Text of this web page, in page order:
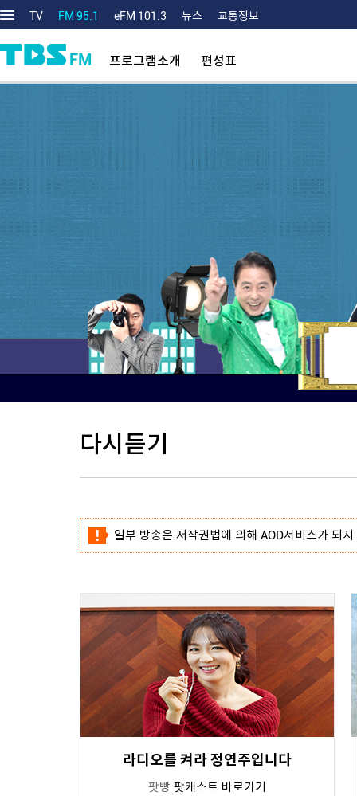
TV FM 95.1 eFM 101.3 뉴스 교통정보
FM 프로그램소개 편성표
다시듣기
일부 방송은 저작권법에 의해 AOD서비스가 되
라디오를 켜라 정연주입니다
팟빵 팟캐스트 바로가기